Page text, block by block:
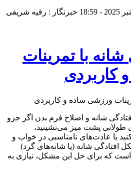
خبرنگار : رقیه شریفی
شانه با تمرینات
کاربردی
شانه و اصلاح فرم بدن اگر جزو
طولانی پشت میز می‌نشینید،
یا عادت‌های نامناسبی در خواب و
افتادگی شانه (یا شانه‌های گرد)
که برای حل این مشکل، نیازی به